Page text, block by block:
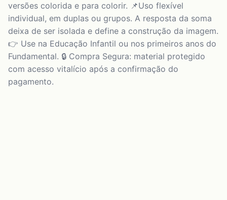
versões colorida e para colorir. 📌Uso flexível
individual, em duplas ou grupos. A resposta da soma
deixa de ser isolada e define a construção da imagem.
👉 Use na Educação Infantil ou nos primeiros anos do
Fundamental. 🔒 Compra Segura: material protegido
com acesso vitalício após a confirmação do
pagamento.